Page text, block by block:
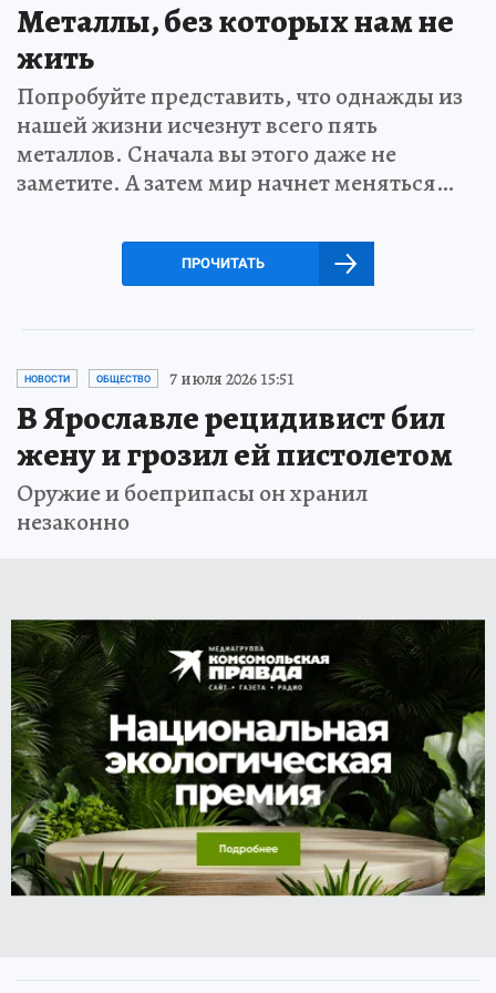
Металлы, без которых нам не
жить
Попробуйте представить, что однажды из
нашей жизни исчезнут всего пять
металлов. Сначала вы этого даже не
заметите. А затем мир начнет меняться…
ПРОЧИТАТЬ
НОВОСТИ ОБЩЕСТВО 7 июля 2026 15:51
В Ярославле рецидивист бил
жену и грозил ей пистолетом
Оружие и боеприпасы он хранил
незаконно